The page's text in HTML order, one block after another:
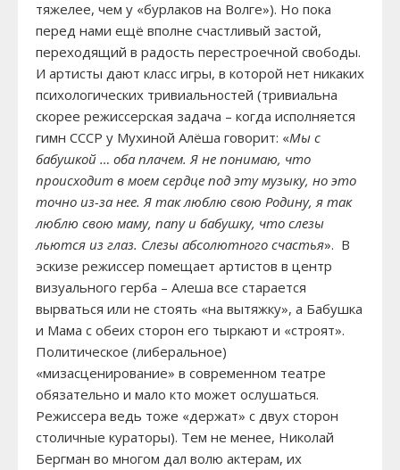
тяжелее, чем у «бурлаков на Волге»). Но пока
перед нами ещё вполне счастливый застой,
переходящий в радость перестроечной свободы.
И артисты дают класс игры, в которой нет никаких
психологических тривиальностей (тривиальна
скорее режиссерская задача – когда исполняется
гимн СССР у Мухиной Алёша говорит: «Мы с
бабушкой … оба плачем. Я не понимаю, что
происходит в моем сердце под эту музыку, но это
точно из-за нее. Я так люблю свою Родину, я так
люблю свою маму, папу и бабушку, что слезы
льются из глаз. Слезы абсолютного счастья». В
эскизе режиссер помещает артистов в центр
визуального герба – Алеша все старается
вырваться или не стоять «на вытяжку», а Бабушка
и Мама с обеих сторон его тыркают и «строят».
Политическое (либеральное)
«мизасценирование» в современном театре
обязательно и мало кто может ослушаться.
Режиссера ведь тоже «держат» с двух сторон
столичные кураторы). Тем не менее, Николай
Бергман во многом дал волю актерам, их